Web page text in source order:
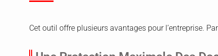
Cet outil offre plusieurs avantages pour l’entreprise.